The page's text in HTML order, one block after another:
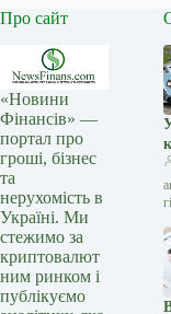
Про сайт
«Новини
Фінансів» —
портал про
гроші, бізнес
та
нерухомість в
Україні. Ми
стежимо за
криптовалют
ним ринком і
публікуємо